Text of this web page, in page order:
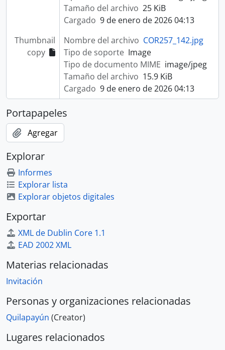
Tamaño del archivo 25 KiB
Cargado 9 de enero de 2026 04:13
Thumbnail
copy
Nombre del archivo COR257_142.jpg
Tipo de soporte Image
Tipo de documento MIME image/jpeg
Tamaño del archivo 15.9 KiB
Cargado 9 de enero de 2026 04:13
Portapapeles
Agregar
Explorar
Informes
Explorar lista
Explorar objetos digitales
Exportar
XML de Dublin Core 1.1
EAD 2002 XML
Materias relacionadas
Invitación
Personas y organizaciones relacionadas
Quilapayún (Creator)
Lugares relacionados